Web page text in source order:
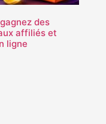
des
affiliés et
ligne